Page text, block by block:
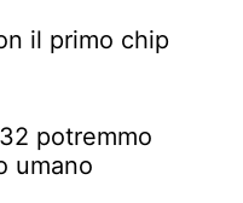
il primo chip
potremmo
umano